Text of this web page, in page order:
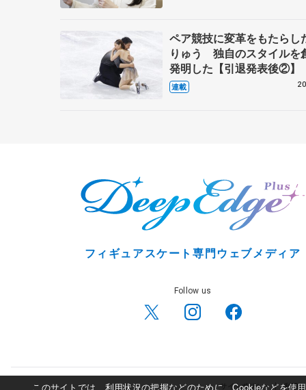
ペア競技に変革をもたらし
りゅう 独自のスタイルを
発明した【引退発表後②】
連載
フィギュアスケート専門ウェブメディア
Follow us
サイトポリシー 利用
このサイトでは、利用状況の把握などのために、Cookieなどを使